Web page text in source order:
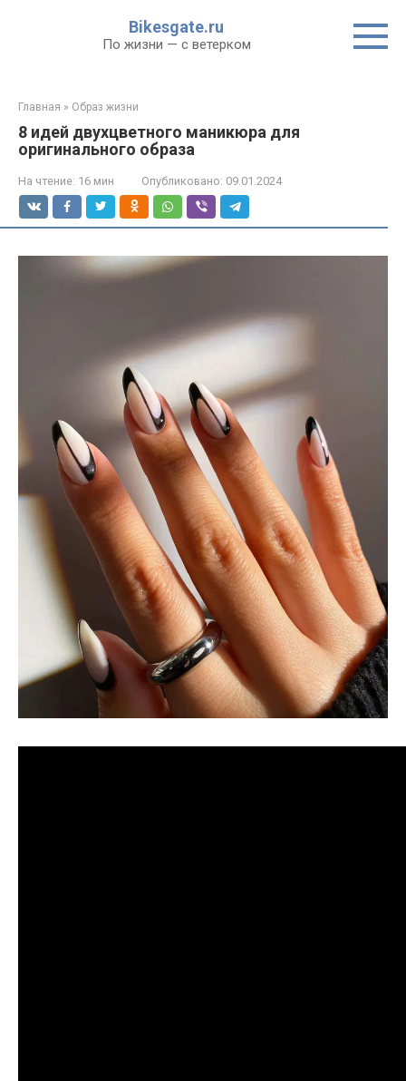
Bikesgate.ru
По жизни — с ветерком
Главная » Образ жизни
8 идей двухцветного маникюра для
оригинального образа
На чтение: 16 мин Опубликовано: 09.01.2024